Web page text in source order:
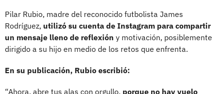
Pilar Rubio, madre del reconocido futbolista James
Rodríguez, utilizó su cuenta de Instagram para compartir
un mensaje lleno de reflexión y motivación, posiblemente
dirigido a su hijo en medio de los retos que enfrenta.
En su publicación, Rubio escribió:
“Ahora, abre tus alas con orgullo, porque no hay vuelo